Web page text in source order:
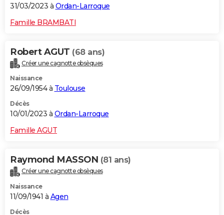
31/03/2023 à Ordan-Larroque
Famille BRAMBATI
Robert AGUT (68 ans)
Créer une cagnotte obsèques
Naissance
26/09/1954 à Toulouse
Décès
10/01/2023 à Ordan-Larroque
Famille AGUT
Raymond MASSON (81 ans)
Créer une cagnotte obsèques
Naissance
11/09/1941 à Agen
Décès